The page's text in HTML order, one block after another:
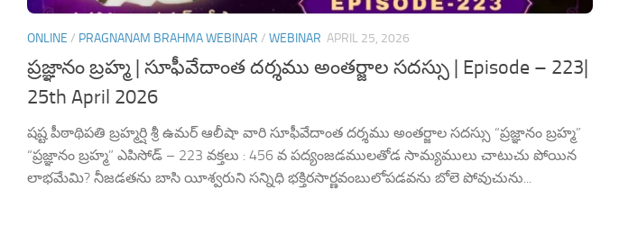
ONLINE / PRAGNANAM BRAHMA WEBINAR / WEBINAR APRIL 25, 2026
ప్రజ్ఞానం బ్రహ్మ | సూఫీవేదాంత దర్శము అంతర్జాల సదస్సు | Episode – 223|
25th April 2026
షష్ట పీఠాథిపతి బ్రహ్మర్షి శ్రీ ఉమర్ ఆలీషా వారి సూఫీవేదాంత దర్శము అంతర్జాల సదస్సు “ప్రజ్ఞానం బ్రహ్మ”
“ప్రజ్ఞానం బ్రహ్మ” ఎపిసోడ్ – 223 వక్తలు : 456 వ పద్యంజడములతోడ సామ్యములు చాటుచు పోయిన
లాభమేమి? నీజడతను బాసి యీశ్వరుని సన్నిధి భక్తిరసార్ణవంబులోపడవను బోలె పోవుచును...